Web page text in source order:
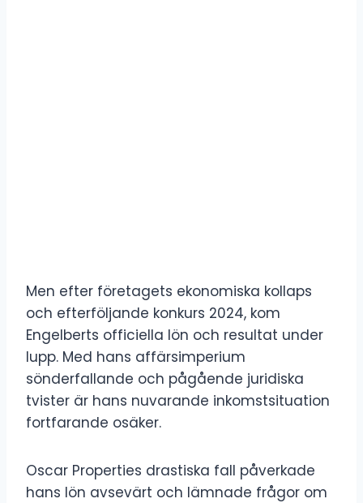
Men efter företagets ekonomiska kollaps
och efterföljande konkurs 2024, kom
Engelberts officiella lön och resultat under
lupp. Med hans affärsimperium
sönderfallande och pågående juridiska
tvister är hans nuvarande inkomstsituation
fortfarande osäker.
Oscar Properties drastiska fall påverkade
hans lön avsevärt och lämnade frågor om